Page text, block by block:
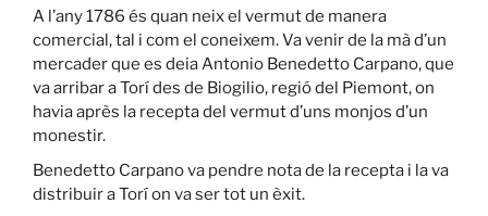
A l’any 1786 és quan neix el vermut de manera
comercial, tal i com el coneixem. Va venir de la mà d’un
mercader que es deia Antonio Benedetto Carpano, que
va arribar a Torí des de Biogilio, regió del Piemont, on
havia après la recepta del vermut d’uns monjos d’un
monestir.
Benedetto Carpano va pendre nota de la recepta i la va
distribuir a Torí on va ser tot un èxit.